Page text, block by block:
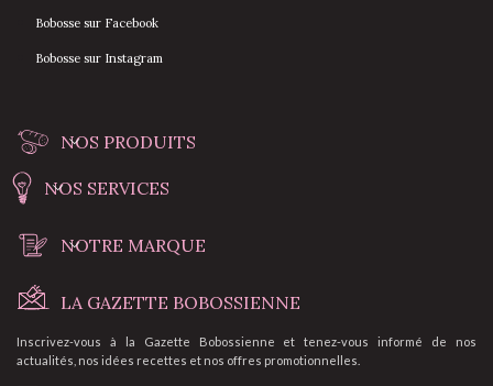
Bobosse sur Facebook
Bobosse sur Instagram
NOS PRODUITS
NOS SERVICES
NOTRE MARQUE
LA GAZETTE BOBOSSIENNE
Inscrivez-vous à la Gazette Bobossienne et tenez-vous informé de nos
actualités, nos idées recettes et nos offres promotionnelles.